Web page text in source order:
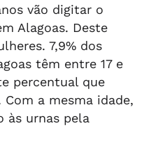
vão digitar o
Alagoas. Deste
7,9% dos
têm entre 17 e
percentual que
Com a mesma idade,
às urnas pela